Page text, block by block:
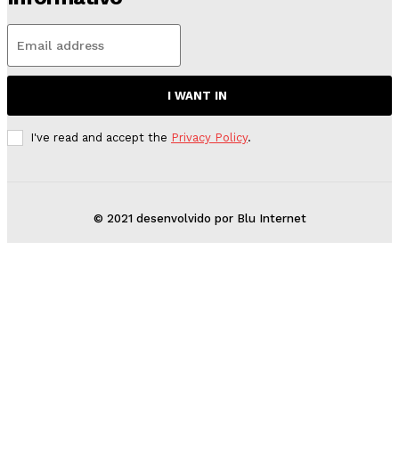
I WANT IN
I've read and accept the Privacy Policy.
© 2021 desenvolvido por Blu Internet